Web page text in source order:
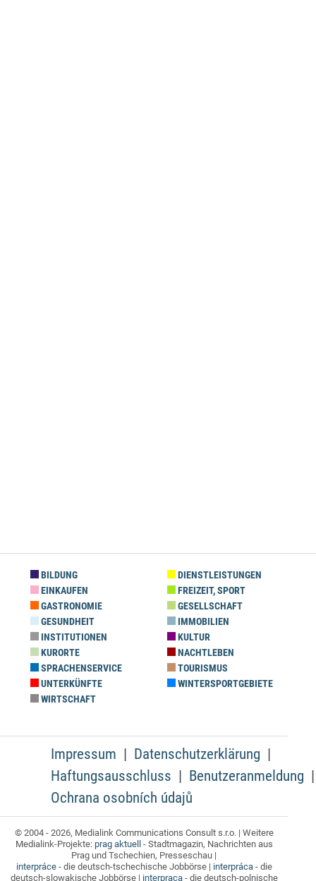
BILDUNG
DIENSTLEISTUNGEN
EINKAUFEN
FREIZEIT, SPORT
GASTRONOMIE
GESELLSCHAFT
GESUNDHEIT
IMMOBILIEN
INSTITUTIONEN
KULTUR
KURORTE
NACHTLEBEN
SPRACHENSERVICE
TOURISMUS
UNTERKÜNFTE
WINTERSPORTGEBIETE
WIRTSCHAFT
Impressum
Datenschutzerklärung
Haftungsausschluss
Benutzeranmeldung
Ochrana osobních údajů
© 2004 - 2026, Medialink Communications Consult s.r.o. | Weitere
Medialink-Projekte: prag aktuell - Stadtmagazin, Nachrichten aus
Prag und Tschechien, Presseschau |
interpráce- die deutsch-tschechische Jobbörse | interpráca- die
deutsch-slowakische Jobbörse | interpraca- die deutsch-polnische